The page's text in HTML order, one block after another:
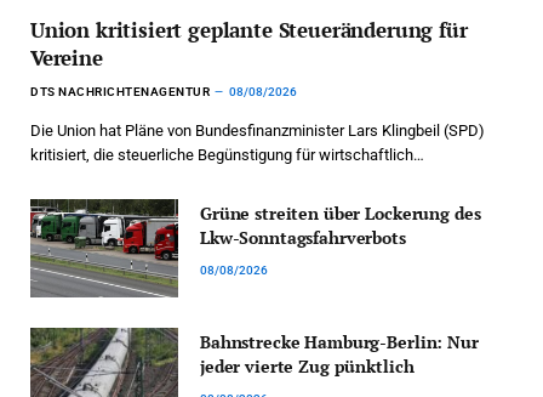
Union kritisiert geplante Steueränderung für
Vereine
DTS NACHRICHTENAGENTUR 08/08/2026
Die Union hat Pläne von Bundesfinanzminister Lars Klingbeil (SPD)
kritisiert, die steuerliche Begünstigung für wirtschaftlich…
Grüne streiten über Lockerung des
Lkw-Sonntagsfahrverbots
08/08/2026
Bahnstrecke Hamburg-Berlin: Nur
jeder vierte Zug pünktlich